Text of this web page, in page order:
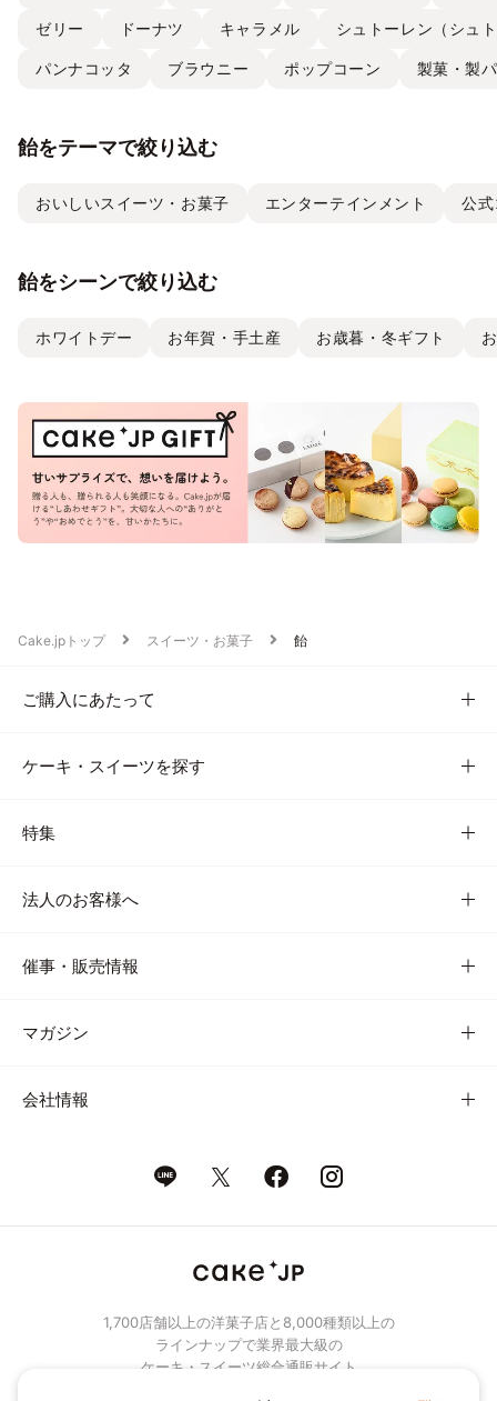
ゼリー ドーナツ キャラメル シュトーレン（シュ
パンナコッタ ブラウニー ポップコーン 製菓・製
飴をテーマで絞り込む
おいしいスイーツ・お菓子 エンターテインメント 公
飴をシーンで絞り込む
ホワイトデー お年賀・手土産 お歳暮・冬ギフト
Cake.jpトップ スイーツ・お菓子 飴
ご購入にあたって
ケーキ・スイーツを探す
特集
法人のお客様へ
催事・販売情報
マガジン
会社情報
1,700店舗以上の洋菓子店と8,000種類以上の
ラインナップで業界最大級の
ケーキ・スイーツ総合通販サイト